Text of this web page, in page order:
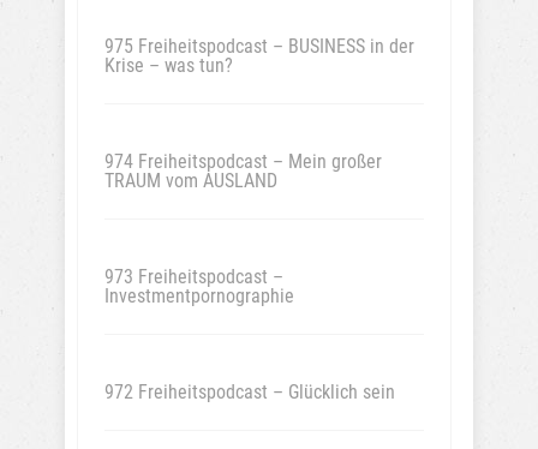
975 Freiheitspodcast – BUSINESS in der
Krise – was tun?
974 Freiheitspodcast – Mein großer
TRAUM vom AUSLAND
973 Freiheitspodcast –
Investmentpornographie
972 Freiheitspodcast – Glücklich sein